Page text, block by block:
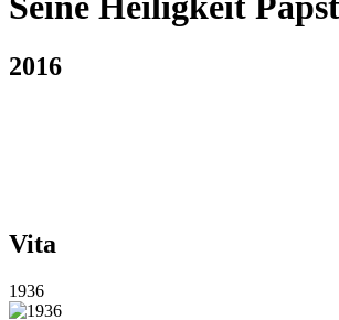
2016
Vita
1936